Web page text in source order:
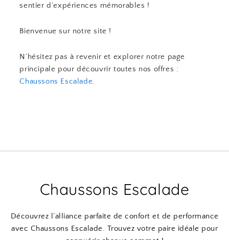
sentier d’expériences mémorables !
Bienvenue sur notre site !
N’hésitez pas à revenir et explorer notre page
principale pour découvrir toutes nos offres :
Chaussons Escalade.
Chaussons Escalade
Découvrez l’alliance parfaite de confort et de performance
avec Chaussons Escalade. Trouvez votre paire idéale pour